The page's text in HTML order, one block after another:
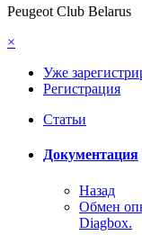
Peugeot Club Belarus
×
Уже
Регистрация
Статьи
Документация
Назад
Обмен
Diagbox.